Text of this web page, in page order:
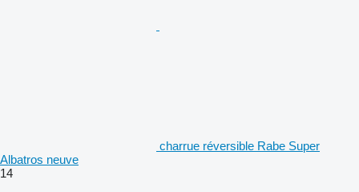
charrue réversible Rabe Super
Albatros neuve
14